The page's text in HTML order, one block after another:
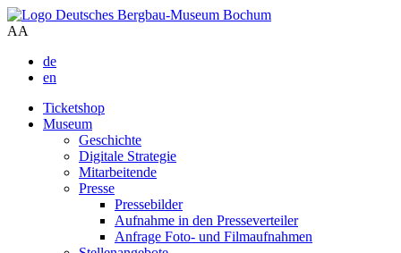
AA
de
en
Ticketshop
Museum
Geschichte
Digitale Strategie
Mitarbeitende
Presse
Pressebilder
Aufnahme in den Presseverteiler
Anfrage Foto- und Filmaufnahmen